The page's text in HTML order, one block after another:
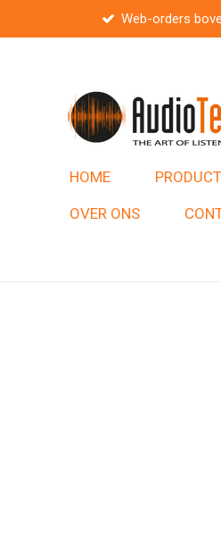
hoofdinhoud
Web-orders
HOME
OVER ONS